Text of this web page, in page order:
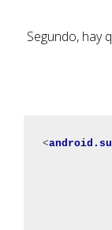
Segundo, hay
<